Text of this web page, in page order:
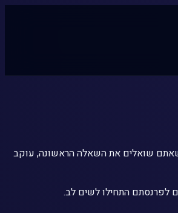
חוברת העבודה שלכם לפני שאתם שואלים את השאלה הראשונה, עוקב